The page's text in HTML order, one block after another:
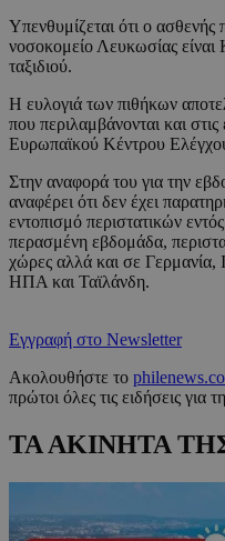
Υπενθυμίζεται ότι ο ασθενής
νοσοκομείο Λευκωσίας
ταξιδιού.
Η ευλογιά των πιθήκων
που περιλαμβάνονται και
Ευρωπαϊκού Κέντρου
Στην αναφορά του για την
αναφέρει ότι δεν έχει
εντοπισμό περιστατικών
περασμένη εβδομάδα,
χώρες αλλά και σε Γερμανία,
ΗΠΑ και Ταϊλάνδη.
Εγγραφή στο Newsletter
Ακολουθήστε το
πρώτοι όλες τις ειδήσεις
ΤΑ ΑΚΙΝΗΤΑ